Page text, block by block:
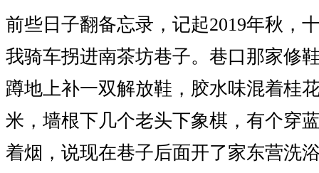
前些日子翻备忘录，记起2019年秋，
我骑车拐进南茶坊巷子。巷口那家修
蹲地上补一双解放鞋，胶水味混着桂
米，墙根下几个老头下象棋，有个穿
着烟，说现在巷子后面开了家东营洗